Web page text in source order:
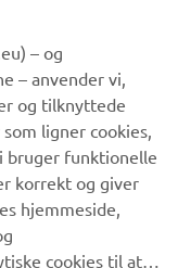
– og
– anvender vi,
og tilknyttede
ligner cookies,
bruger funktionelle
korrekt og giver
hjemmeside,
cookies til at